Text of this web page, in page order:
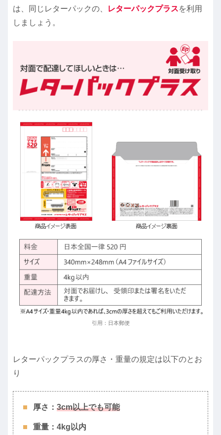
は、同じレターパックの、
レターパックプラスを利用
しましょう。
引用：日本郵便
レターパックプラスの厚さ・重量の規定は以下のとお
り
厚さ： 3cm以上でも可能
重量：4kg以内